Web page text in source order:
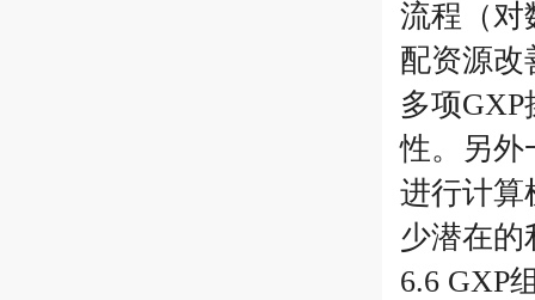
流程（对
配资源改
多项
性。另外
进行计算
少潜在的
6.6 GXP